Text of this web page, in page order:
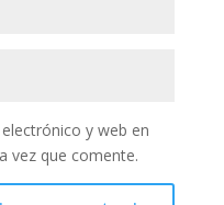
y web en
vez que comente.